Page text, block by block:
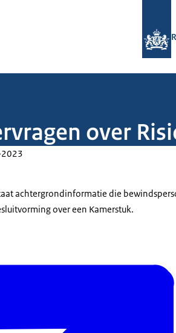
over
achtergrondinformatie die
over een Kamerstuk.